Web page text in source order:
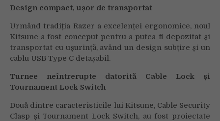
Design compact, ușor de transportat
Urmând tradiția Razer a excelenței ergonomice, noul
Kitsune a fost conceput pentru a putea fi depozitat și
transportat cu ușurință, având un design subțire și un
cablu USB Type C detașabil.
Turnee neîntrerupte datorită Cable Lock și
Tournament Lock Switch
Două dintre caracteristicile lui Kitsune, Cable Security
Clasp și Tournament Lock Switch, au fost proiectate